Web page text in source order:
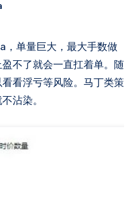
不了就会一直扛着单。随
看浮亏等风险​​。马丁类策
沾染​。​​